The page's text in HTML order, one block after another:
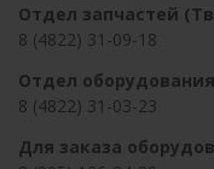
Отдел запчастей
8 (4822) 31-09-18
Отдел
8 (4822) 31-03-23
Для заказа